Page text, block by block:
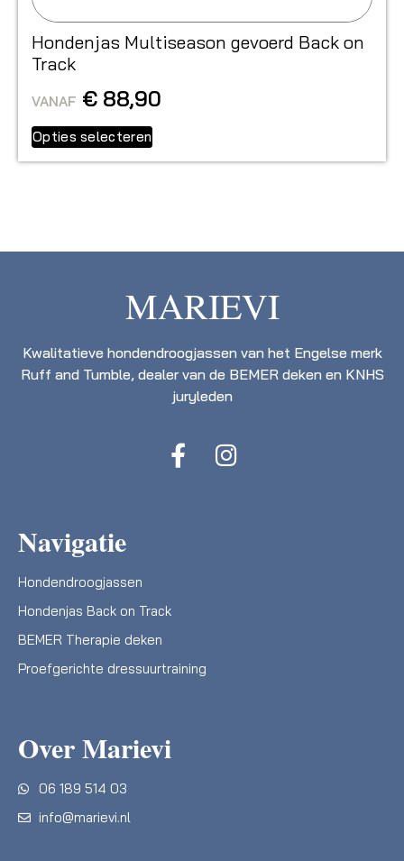
Hondenjas Multiseason gevoerd Back on
Track
VANAF € 88,90
Opties selecteren
MARIEVI
Kwalitatieve hondendroogjassen van het Engelse merk
Ruff and Tumble, dealer van de BEMER deken en KNHS
juryleden
Navigatie
Hondendroogjassen
Hondenjas Back on Track
BEMER Therapie deken
Proefgerichte dressuurtraining
Over Marievi
06 189 514 03
info@marievi.nl